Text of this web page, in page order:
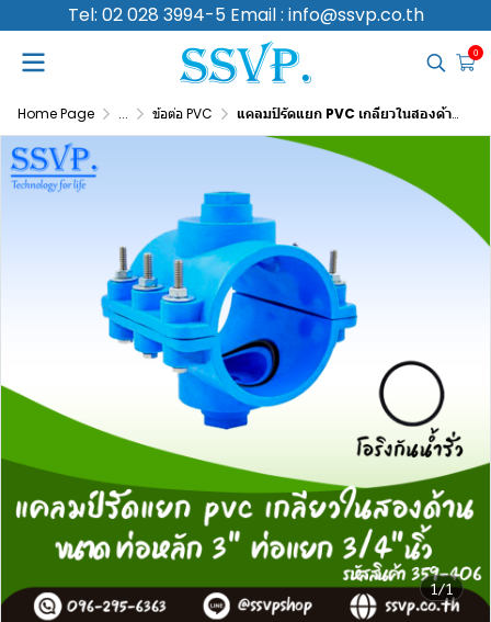
Tel: 02 028 3994-5 Email : info@ssvp.co.th
0
Home Page ... ข้อต่อ PVC แคลมป์รัดแยก PVC เกลียวในสองด้าน ขนาดท่อหลัก 3 นิ้ว ท่อแยก 3/4 นิ้ว
1/1